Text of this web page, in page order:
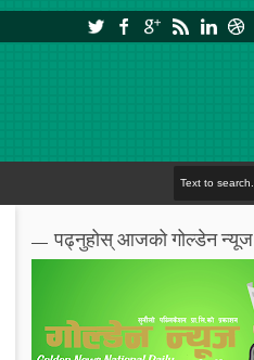
पढ्नुहोस् आजको गोल्डेन न्यूज